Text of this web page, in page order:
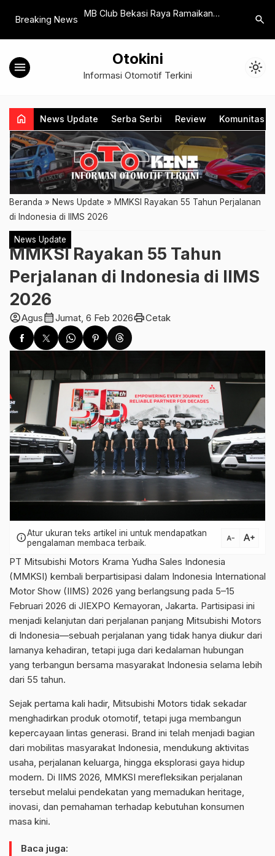
Breaking News
2024
MB Club Bekasi Raya Ramaikan
search
menu Otokini
Informasi Otomotif Terkini light_mode
home News Update Serba Serbi Review Komunitas
Beranda » News Update » MMKSI Rayakan 55 Tahun Perjalanan
di Indonesia di IIMS 2026
News Update
MMKSI Rayakan 55 Tahun
Perjalanan di Indonesia di IIMS
2026
account_circleAguscalendar_monthJumat, 6 Feb 2026printCetak
infoAtur ukuran teks artikel ini untuk mendapatkan
pengalaman membaca terbaik.
text_decrease text_increase
PT Mitsubishi Motors Krama Yudha Sales Indonesia
(MMKSI) kembali berpartisipasi dalam Indonesia International
Motor Show (IIMS) 2026 yang berlangsung pada 5–15
Februari 2026 di JIEXPO Kemayoran, Jakarta. Partisipasi ini
menjadi kelanjutan dari perjalanan panjang Mitsubishi Motors
di Indonesia—sebuah perjalanan yang tidak hanya diukur dari
lamanya kehadiran, tetapi juga dari kedalaman hubungan
yang terbangun bersama masyarakat Indonesia selama lebih
dari 55 tahun.
Sejak pertama kali hadir, Mitsubishi Motors tidak sekadar
menghadirkan produk otomotif, tetapi juga membangun
kepercayaan lintas generasi. Brand ini telah menjadi bagian
dari mobilitas masyarakat Indonesia, mendukung aktivitas
usaha, perjalanan keluarga, hingga eksplorasi gaya hidup
modern. Di IIMS 2026, MMKSI merefleksikan perjalanan
tersebut melalui pendekatan yang memadukan heritage,
inovasi, dan pemahaman terhadap kebutuhan konsumen
masa kini.
Baca juga: